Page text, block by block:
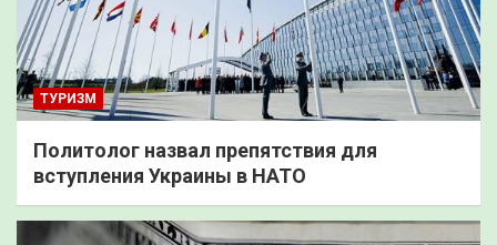
ТУРИЗМ
Политолог назвал препятствия для
вступления Украины в НАТО